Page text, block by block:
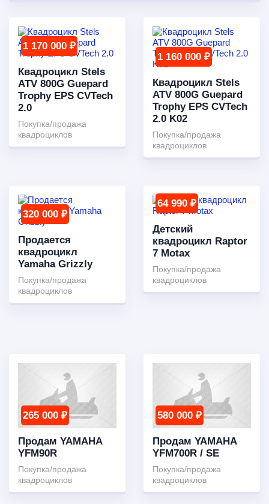
1 170 000 ₽
Квадроцикл Stels
ATV 800G Guepard
Trophy EPS CVTech
2.0
Покупка/продажа
квадроциклов
1 160 000 ₽
Квадроцикл Stels
ATV 800G Guepard
Trophy EPS CVTech
2.0 K02
Покупка/продажа
квадроциклов
320 000 ₽
Продается
квадроцикл
Yamaha Grizzly
Покупка/продажа
квадроциклов
64 990 ₽
Детский
квадроцикл Raptor
7 Motax
Покупка/продажа
квадроциклов
265 000 ₽
Продам YAMAHA
YFM90R
Покупка/продажа
квадроциклов
580 000 ₽
Продам YAMAHA
YFM700R / SE
Покупка/продажа
квадроциклов